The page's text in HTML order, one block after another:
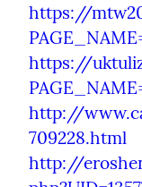
https://
https://
http://
709228.html
http://